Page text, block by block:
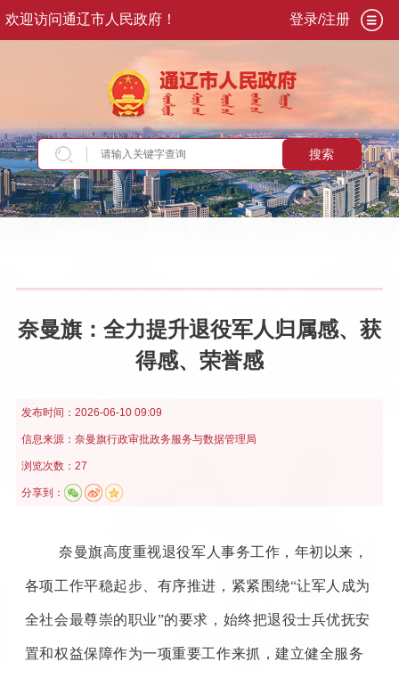
欢迎访问通辽市人民政府！ 登录/注册
搜索
当前位置：首页>新闻资讯>旗县动态
奈曼旗：全力提升退役军人归属感、获
得感、荣誉感
发布时间： 2026-06-10 09:09
信息来源： ​奈曼旗行政审批政务服务与数据管理局
浏览次数：27
分享到：
奈曼旗高度重视退役军人事务工作，年初以来，
各项工作平稳起步、有序推进，紧紧围绕“让军人成为
全社会最尊崇的职业”的要求，始终把退役士兵优抚安
置和权益保障作为一项重要工作来抓，建立健全服务